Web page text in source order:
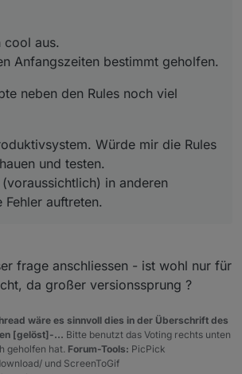
keine Fehler auftreten.
cool aus.
Anfangszeiten bestimmt geholfen.
neben den Rules noch viel
Würde mir die Rules
und testen.
in anderen
Fehler auftreten.
frage anschliessen - ist wohl nur für
da großer versionssprung ?
wäre es sinnvoll dies in der Überschrift des
[gelöst]-... Bitte benutzt das Voting rechts unten
geholfen hat. Forum-Tools: PicPick
und ScreenToGif